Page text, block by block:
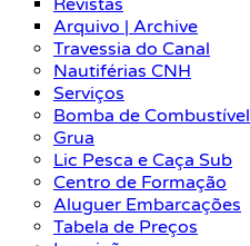
Revistas
Arquivo | Archive
Travessia do Canal
Nautiférias CNH
Serviços
Bomba de Combustível
Grua
Lic Pesca e Caça Sub
Centro de Formação
Aluguer Embarcações
Tabela de Preços